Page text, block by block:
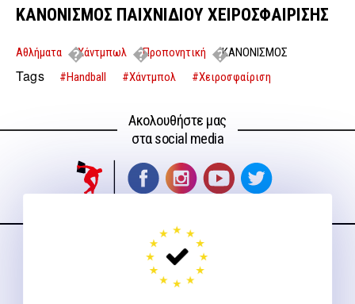
ΚΑΝΟΝΙΣΜΟΣ ΠΑΙΧΝΙΔΙΟΥ ΧΕΙΡΟΣΦΑΙΡΙΣΗΣ
Αθλήματα Χάντμπωλ Προπονητική
ΚΑΝΟΝΙΣΜΟΣ
ΠΑΙΧΝΙΔΙΟΥ ΧΕΙΡΟΣΦΑΙΡΙΣΗΣ
Tags #Handball #Χάντμπολ #Χειροσφαίριση
Ακολουθήστε μας
στα social media